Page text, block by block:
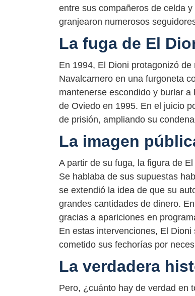
entre sus compañeros de celda
granjearon numerosos
La fuga de El
En 1994, El Dioni protagonizó
Navalcarnero en una furgoneta
mantenerse escondido y burlar
de Oviedo en 1995. En el juicio
de prisión, ampliando su
La imagen
A partir de su fuga, la figura de
Se hablaba de sus supuestas
se extendió la idea de que su
grandes cantidades de dinero.
gracias a apariciones en
En estas intervenciones, El
cometido sus fechorías por
La verdadera
Pero, ¿cuánto hay de verdad en